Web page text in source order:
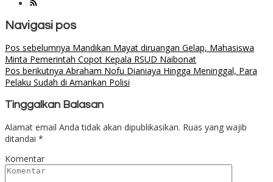
Navigasi pos
Pos sebelumnya Mandikan Mayat diruangan Gelap, Mahasiswa
Minta Pemerintah Copot Kepala RSUD Naibonat
Pos berikutnya Abraham Nofu Dianiaya Hingga Meninggal, Para
Pelaku Sudah di Amankan Polisi
Tinggalkan Balasan
Alamat email Anda tidak akan dipublikasikan. Ruas yang wajib
ditandai *
Komentar